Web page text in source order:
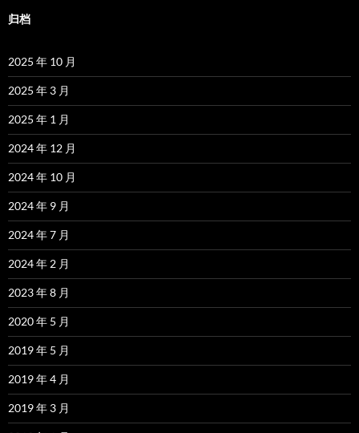
归档
2025 年 10 月
2025 年 3 月
2025 年 1 月
2024 年 12 月
2024 年 10 月
2024 年 9 月
2024 年 7 月
2024 年 2 月
2023 年 8 月
2020 年 5 月
2019 年 5 月
2019 年 4 月
2019 年 3 月